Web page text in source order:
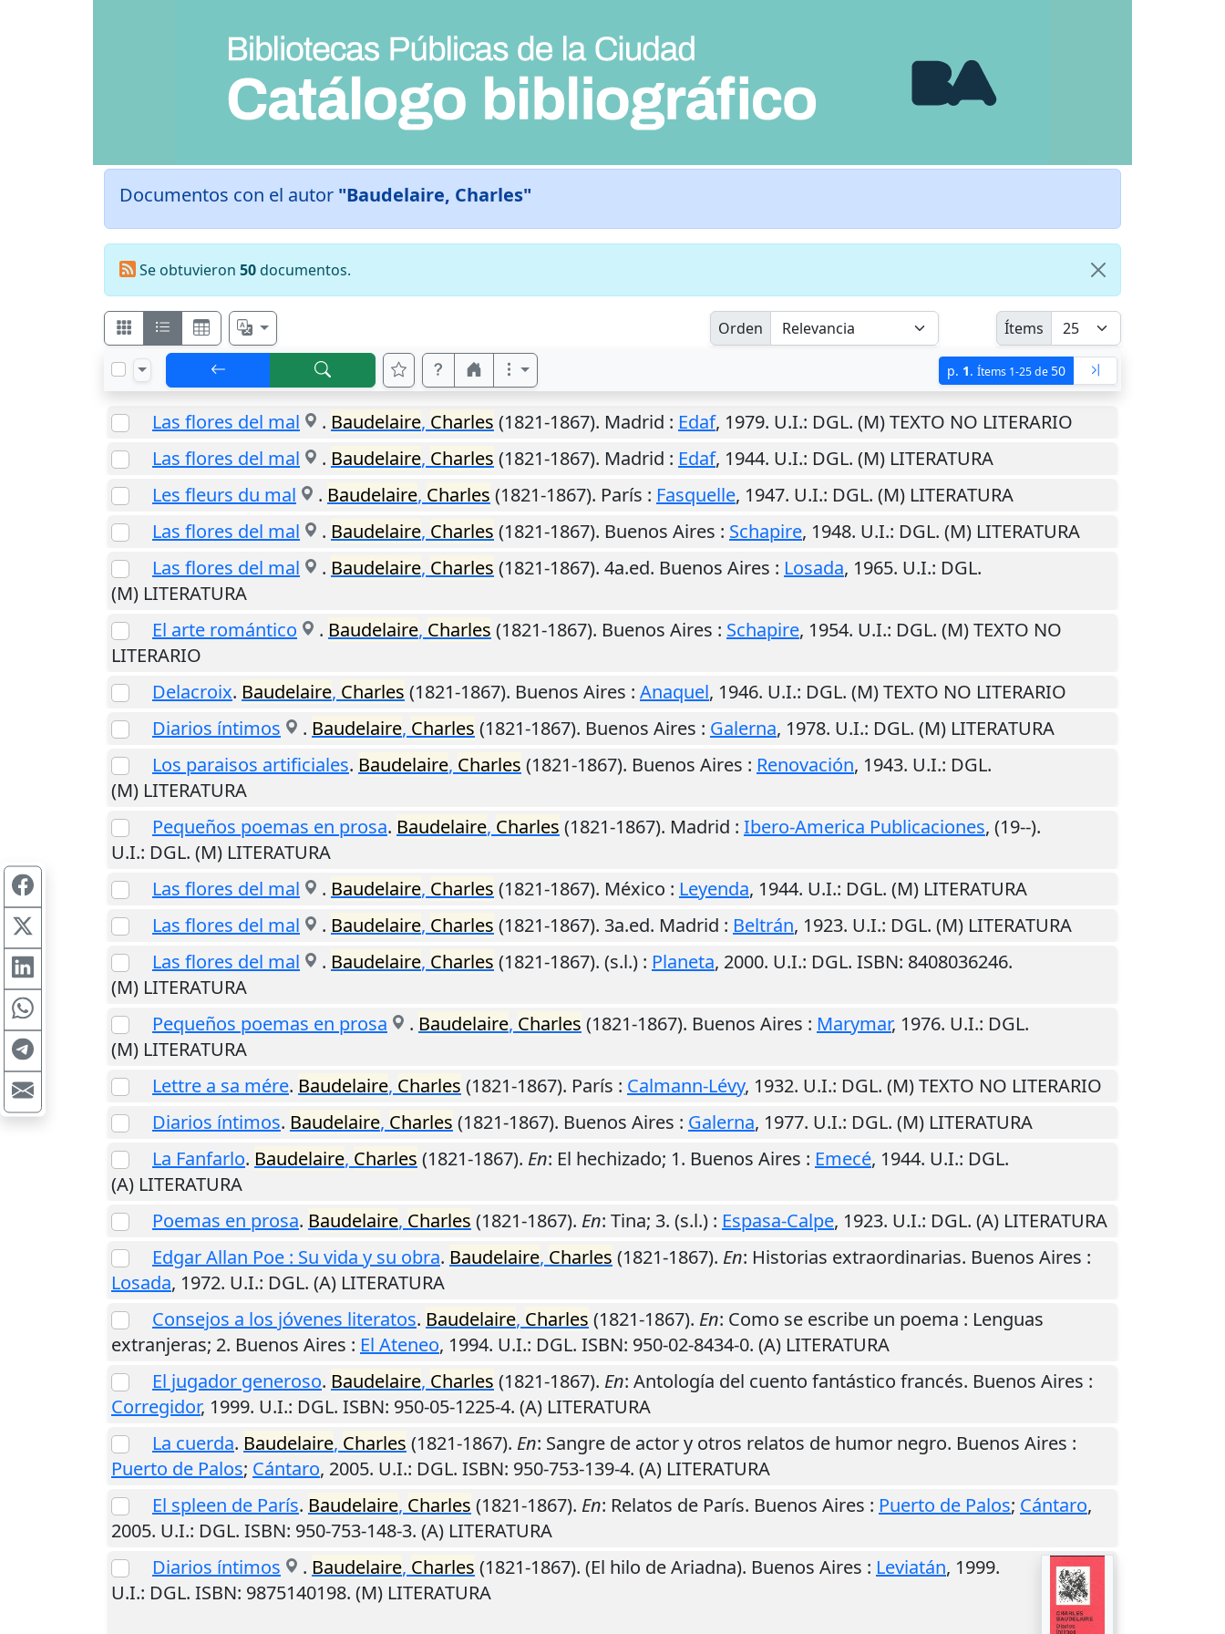
Documentos con el autor "Baudelaire, Charles"
Se obtuvieron 50documentos.
Orden Ítems
p. 1. Ítems 1-25 de 50
Las flores del mal . Baudelaire, Charles (1821-1867). Madrid : Edaf, 1979. U.I.: DGL. (M) TEXTO NO LITERARIO
Las flores del mal
. Baudelaire, Charles (1821-1867). Madrid : Edaf, 1944. U.I.: DGL. (M) LITERATURA
Les fleurs du mal
. Baudelaire, Charles (1821-1867). París : Fasquelle, 1947. U.I.: DGL. (M) LITERATURA
Las flores del mal
. Baudelaire, Charles (1821-1867). Buenos Aires : Schapire, 1948. U.I.: DGL. (M) LITERATURA
Las flores del mal
. Baudelaire, Charles (1821-1867). 4a.ed. Buenos Aires : Losada, 1965. U.I.: DGL.
(M) LITERATURA
El arte romántico
. Baudelaire, Charles (1821-1867). Buenos Aires : Schapire, 1954. U.I.: DGL. (M) TEXTO NO
LITERARIO
Delacroix. Baudelaire, Charles (1821-1867). Buenos Aires : Anaquel, 1946. U.I.: DGL. (M) TEXTO NO LITERARIO
Diarios íntimos
. Baudelaire, Charles (1821-1867). Buenos Aires : Galerna, 1978. U.I.: DGL. (M) LITERATURA
Los paraisos artificiales. Baudelaire, Charles (1821-1867). Buenos Aires : Renovación, 1943. U.I.: DGL.
(M) LITERATURA
Pequeños poemas en prosa. Baudelaire, Charles (1821-1867). Madrid : Ibero-America Publicaciones, (19--).
U.I.: DGL. (M) LITERATURA
Las flores del mal
. Baudelaire, Charles (1821-1867). México : Leyenda, 1944. U.I.: DGL. (M) LITERATURA
Las flores del mal
. Baudelaire, Charles (1821-1867). 3a.ed. Madrid : Beltrán, 1923. U.I.: DGL. (M) LITERATURA
Las flores del mal
. Baudelaire, Charles (1821-1867). (s.l.) : Planeta, 2000. U.I.: DGL. ISBN: 8408036246.
(M) LITERATURA
Pequeños poemas en prosa
. Baudelaire, Charles (1821-1867). Buenos Aires : Marymar, 1976. U.I.: DGL.
(M) LITERATURA
Lettre a sa mére. Baudelaire, Charles (1821-1867). París : Calmann-Lévy, 1932. U.I.: DGL. (M) TEXTO NO LITERARIO
Diarios íntimos. Baudelaire, Charles (1821-1867). Buenos Aires : Galerna, 1977. U.I.: DGL. (M) LITERATURA
La Fanfarlo. Baudelaire, Charles (1821-1867). En: El hechizado; 1. Buenos Aires : Emecé, 1944. U.I.: DGL.
(A) LITERATURA
Poemas en prosa. Baudelaire, Charles (1821-1867). En: Tina; 3. (s.l.) : Espasa-Calpe, 1923. U.I.: DGL. (A) LITERATURA
Edgar Allan Poe : Su vida y su obra. Baudelaire, Charles (1821-1867). En: Historias extraordinarias. Buenos Aires :
Losada, 1972. U.I.: DGL. (A) LITERATURA
Consejos a los jóvenes literatos. Baudelaire, Charles (1821-1867). En: Como se escribe un poema : Lenguas
extranjeras; 2. Buenos Aires : El Ateneo, 1994. U.I.: DGL. ISBN: 950-02-8434-0. (A) LITERATURA
El jugador generoso. Baudelaire, Charles (1821-1867). En: Antología del cuento fantástico francés. Buenos Aires :
Corregidor, 1999. U.I.: DGL. ISBN: 950-05-1225-4. (A) LITERATURA
La cuerda. Baudelaire, Charles (1821-1867). En: Sangre de actor y otros relatos de humor negro. Buenos Aires :
Puerto de Palos; Cántaro, 2005. U.I.: DGL. ISBN: 950-753-139-4. (A) LITERATURA
El spleen de París. Baudelaire, Charles (1821-1867). En: Relatos de París. Buenos Aires : Puerto de Palos; Cántaro,
2005. U.I.: DGL. ISBN: 950-753-148-3. (A) LITERATURA
Diarios íntimos
. Baudelaire, Charles (1821-1867). (El hilo de Ariadna). Buenos Aires : Leviatán, 1999.
U.I.: DGL. ISBN: 9875140198. (M) LITERATURA